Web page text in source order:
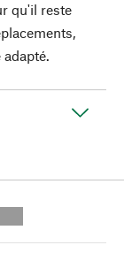
qu'il reste